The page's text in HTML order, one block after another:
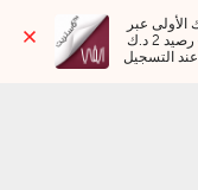
عند التسجيل